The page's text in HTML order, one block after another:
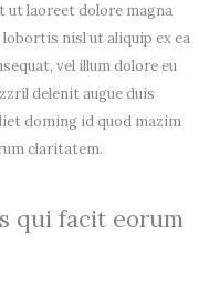
ut laoreet dolore magna
nisl ut aliquip ex ea
vel illum dolore eu
delenit augue duis
doming id quod mazim
claritatem.
qui facit eorum